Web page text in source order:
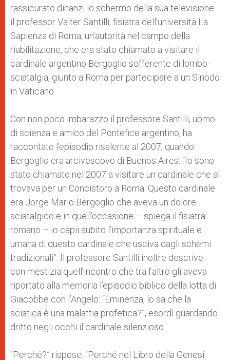
rassicurato dinanzi lo schermo della sua televisione:
il professor Valter Santilli, fisiatra dell’università La
Sapienza di Roma, un’autorità nel campo della
riabilitazione, che era stato chiamato a visitare il
cardinale argentino Bergoglio sofferente di lombo-
sciatalgia, giunto a Roma per partecipare a un Sinodo
in Vaticano.
Con non poco imbarazzo il professore Santilli, uomo
di scienza e amico del Pontefice argentino, ha
raccontato l’episodio risalente al 2007, quando
Bergoglio era arcivescovo di Buenos Aires: “Io sono
stato chiamato nel 2007 a visitare un cardinale che si
trovava per un Concistoro a Roma. Questo cardinale
era Jorge Mario Bergoglio che aveva un dolore
sciatalgico e in quell’occasione – spiega il fisiatra
romano – io capii subito l’importanza spirituale e
umana di questo cardinale che usciva dagli schemi
tradizionali”. Il professore Santilli inoltre descrive
con mestizia quell’incontro che tra l’altro gli aveva
riportato alla memoria l’episodio biblico della lotta di
Giacobbe con l’Angelo: “Eminenza, lo sa che la
sciatica è una malattia profetica?”, esordì guardando
dritto negli occhi il cardinale silenzioso.
“Perché?” rispose. “Perché nel Libro della Genesi